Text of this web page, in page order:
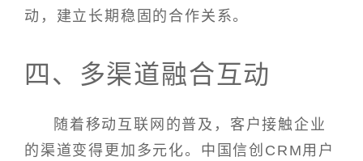
动，建立长期稳固的合作关系。
四、多渠道融合互动
随着移动互联网的普及，客户接触企业
的渠道变得更加多元化。中国信创CRM用户